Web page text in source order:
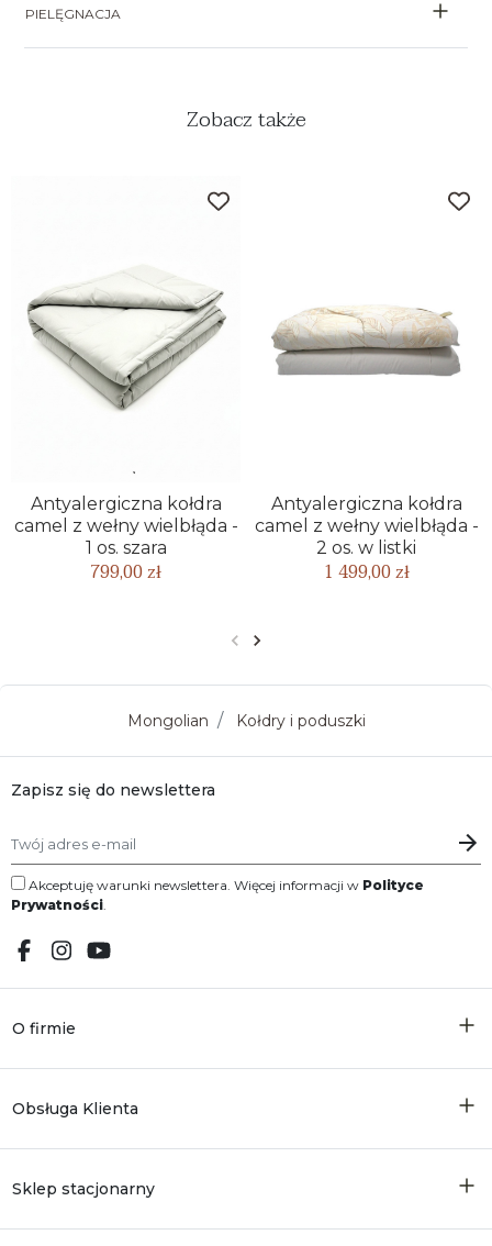
PIELĘGNACJA
Zobacz także
Antyalergiczna kołdra
camel z wełny wielbłąda -
1 os. szara
799,00 zł
Antyalergiczna kołdra
camel z wełny wielbłąda -
2 os. w listki
1 499,00 zł
Poprzedni
Następny
Mongolian Kołdry i poduszki
Zapisz się do newslettera
Akceptuję warunki newslettera. Więcej informacji w Polityce
Prywatności.
O firmie
Obsługa Klienta
Sklep stacjonarny